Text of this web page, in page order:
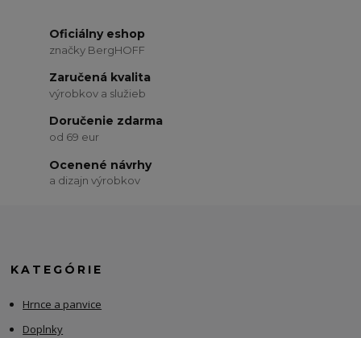
Oficiálny eshop
značky BergHOFF
Zaručená kvalita
výrobkov a služieb
Doručenie zdarma
od 69 eur
Ocenené návrhy
a dizajn výrobkov
KATEGÓRIE
Hrnce a panvice
Doplnky